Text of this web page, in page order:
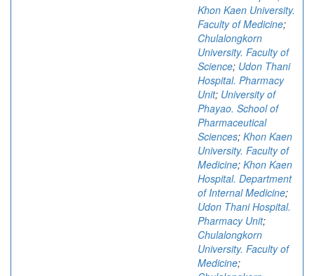
Khon Kaen University.
Faculty of Medicine;
Chulalongkorn
University. Faculty of
Science; Udon Thani
Hospital. Pharmacy
Unit; University of
Phayao. School of
Pharmaceutical
Sciences; Khon Kaen
University. Faculty of
Medicine; Khon Kaen
Hospital. Department
of Internal Medicine;
Udon Thani Hospital.
Pharmacy Unit;
Chulalongkorn
University. Faculty of
Medicine;